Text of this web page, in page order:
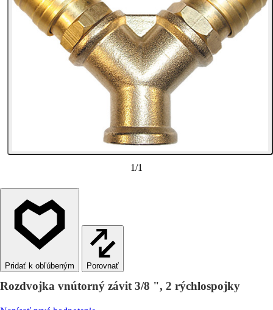
1/1
Porovnať
Rozdvojka vnútorný závit 3/8 ", 2 rýchlospojky